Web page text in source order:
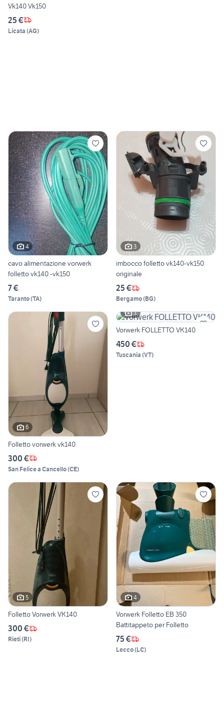
Vk140 Vk150
25 €
Licata (AG)
4
cavo alimentazione vorwerk
folletto vk140 -vk150
7 €
Taranto(TA)
3
imbocco folletto vk140-vk150
originale
25 €
Bergamo(BG)
6
Folletto vorwerk vk140
300 €
San Felice a Cancello(CE)
3
Vorwerk FOLLETTO VK140
450 €
Tuscania (VT)
5
Folletto Vorwerk VK140
300 €
Rieti(RI)
4
Vorwerk Folletto EB 350
Battitappeto per Folletto
75 €
Lecco(LC)